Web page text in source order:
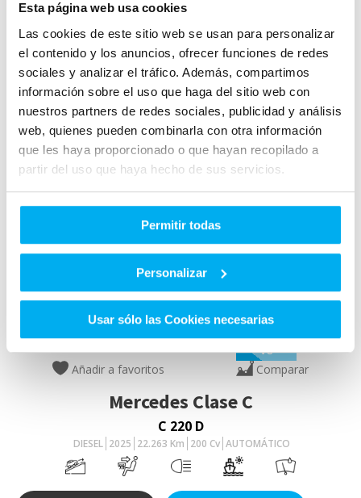
Esta página web usa cookies
Las cookies de este sitio web se usan para personalizar
el contenido y los anuncios, ofrecer funciones de redes
sociales y analizar el tráfico. Además, compartimos
información sobre el uso que haga del sitio web con
nuestros partners de redes sociales, publicidad y análisis
web, quienes pueden combinarla con otra información
que les haya proporcionado o que hayan recopilado a
partir del uso que haya hecho de sus servicios.
Permitir todas
Personalizar
Usar sólo las Cookies necesarias
VO
Añadir a favoritos Comparar
Mercedes Clase C
C 220 D
DIESEL 2025 22.263 Km 200 Cv AUTOMÁTICO